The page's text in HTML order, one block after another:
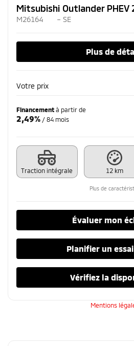
Mitsubishi Outlander PHEV
M26164 – SE
Plus de
Votre prix
Financement à partir de
2,49% / 84 mois
Traction intégrale 12 km
Plus de
Évaluer mon
Planifier un
Vérifiez la
Mentions